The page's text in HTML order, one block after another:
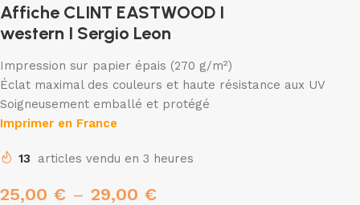
Affiche CLINT EASTWOOD I
western I Sergio Leon
Impression sur papier épais (270 g/m²)
Éclat maximal des couleurs et haute résistance aux UV
Soigneusement emballé et protégé
Imprimer en France
13 articles vendu en 3 heures
25,00 € – 29,00 €